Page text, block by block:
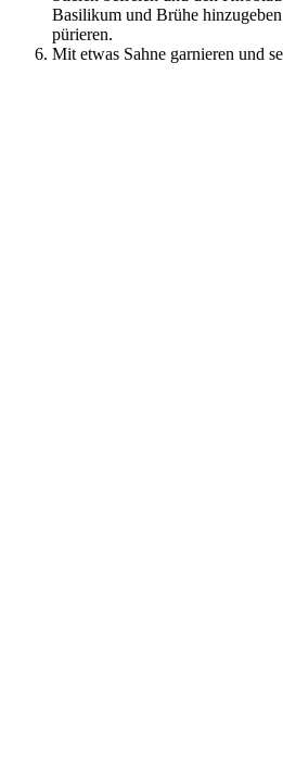
Basilikum und Brühe
pürieren.
Mit etwas Sahne garnieren und